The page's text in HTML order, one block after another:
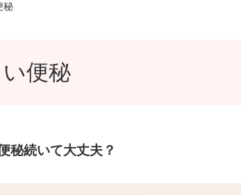
秘
便秘
秘続いて大丈夫？